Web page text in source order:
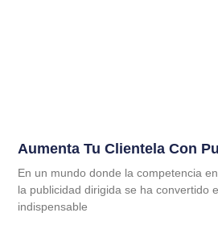
Aumenta Tu Clientela Con
En un mundo donde la competencia
la publicidad dirigida se ha convertido
indispensable